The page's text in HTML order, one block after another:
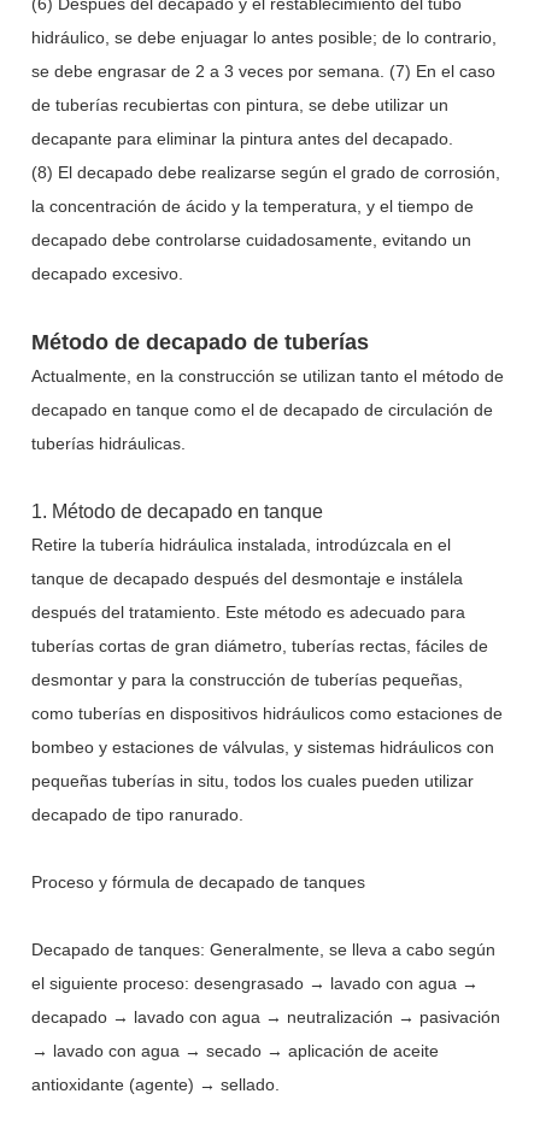
hidráulico, se debe enjuagar lo antes posible; de lo contrario,
se debe engrasar de 2 a 3 veces por semana. (7) En el caso
de tuberías recubiertas con pintura, se debe utilizar un
decapante para eliminar la pintura antes del decapado.
(8) El decapado debe realizarse según el grado de corrosión,
la concentración de ácido y la temperatura, y el tiempo de
decapado debe controlarse cuidadosamente, evitando un
decapado excesivo.
Método de decapado de tuberías
Actualmente, en la construcción se utilizan tanto el método de
decapado en tanque como el de decapado de circulación de
tuberías hidráulicas.
1. Método de decapado en tanque
Retire la tubería hidráulica instalada, introdúzcala en el
tanque de decapado después del desmontaje e instálela
después del tratamiento. Este método es adecuado para
tuberías cortas de gran diámetro, tuberías rectas, fáciles de
desmontar y para la construcción de tuberías pequeñas,
como tuberías en dispositivos hidráulicos como estaciones de
bombeo y estaciones de válvulas, y sistemas hidráulicos con
pequeñas tuberías in situ, todos los cuales pueden utilizar
decapado de tipo ranurado.
Proceso y fórmula de decapado de tanques
Decapado de tanques: Generalmente, se lleva a cabo según
el siguiente proceso: desengrasado → lavado con agua →
decapado → lavado con agua → neutralización → pasivación
→ lavado con agua → secado → aplicación de aceite
antioxidante (agente) → sellado.